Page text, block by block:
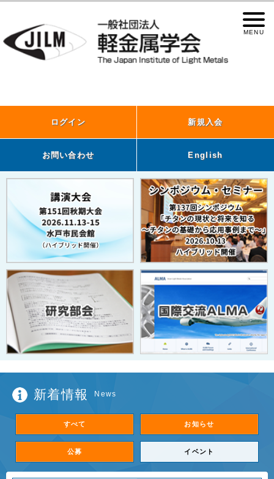
ログイン 新規入会
お問い合わせ English
新着情報 News
すべて お知らせ
公募 イベント